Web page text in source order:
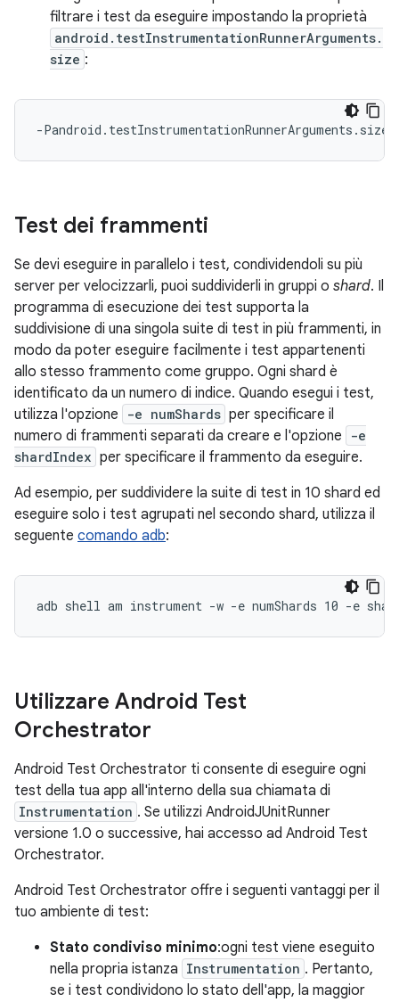
filtrare i test da eseguire impostando la proprietà
android.testInstrumentationRunnerArguments.
size :
Test dei frammenti
Se devi eseguire in parallelo i test, condividendoli su più
server per velocizzarli, puoi suddividerli in gruppi o shard. Il
programma di esecuzione dei test supporta la
suddivisione di una singola suite di test in più frammenti, in
modo da poter eseguire facilmente i test appartenenti
allo stesso frammento come gruppo. Ogni shard è
identificato da un numero di indice. Quando esegui i test,
utilizza l'opzione
-e numShards per specificare il
numero di frammenti separati da creare e l'opzione
-e
shardIndex per specificare il frammento da eseguire.
Ad esempio, per suddividere la suite di test in 10 shard ed
eseguire solo i test agrupati nel secondo shard, utilizza il
seguente comando adb:
Utilizzare Android Test
Orchestrator
Android Test Orchestrator ti consente di eseguire ogni
test della tua app all'interno della sua chiamata di
Instrumentation . Se utilizzi AndroidJUnitRunner
versione 1.0 o successive, hai accesso ad Android Test
Orchestrator.
Android Test Orchestrator offre i seguenti vantaggi per il
tuo ambiente di test:
Stato condiviso minimo:ogni test viene eseguito
nella propria istanza Instrumentation . Pertanto,
se i test condividono lo stato dell'app, la maggior